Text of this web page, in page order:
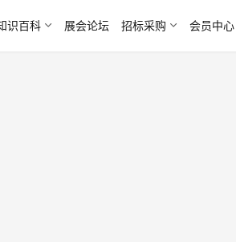
识百科 展会论坛 招标采购 会员中心